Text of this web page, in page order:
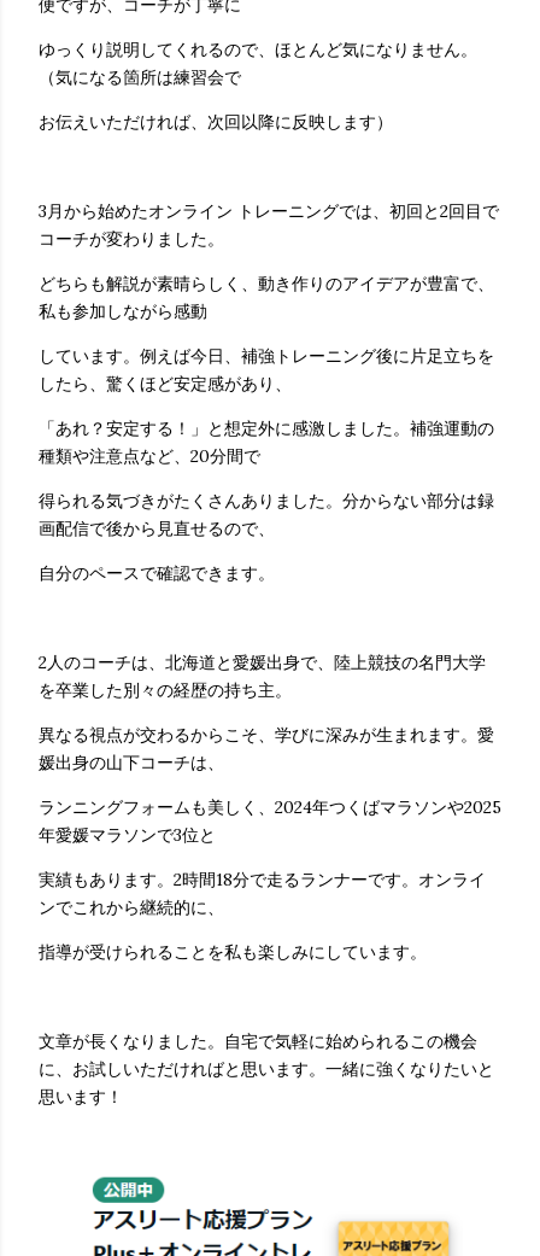
便ですが、コーチが丁寧に
ゆっくり説明してくれるので、ほとんど気になりません。
（気になる箇所は練習会で
お伝えいただければ、次回以降に反映します）
3月から始めたオンライン トレーニングでは、初回と2回目で
コーチが変わりました。
どちらも解説が素晴らしく、動き作りのアイデアが豊富で、
私も参加しながら感動
しています。例えば今日、補強トレーニング後に片足立ちを
したら、驚くほど安定感があり、
「あれ？安定する！」と想定外に感激しました。補強運動の
種類や注意点など、20分間で
得られる気づきがたくさんありました。分からない部分は録
画配信で後から見直せるので、
自分のペースで確認できます。
2人のコーチは、北海道と愛媛出身で、陸上競技の名門大学
を卒業した別々の経歴の持ち主。
異なる視点が交わるからこそ、学びに深みが生まれます。愛
媛出身の山下コーチは、
ランニングフォームも美しく、2024年つくばマラソンや2025
年愛媛マラソンで3位と
実績もあります。2時間18分で走るランナーです。オンライ
ンでこれから継続的に、
指導が受けられることを私も楽しみにしています。
文章が長くなりました。自宅で気軽に始められるこの機会
に、お試しいただければと思います。一緒に強くなりたいと
思います！